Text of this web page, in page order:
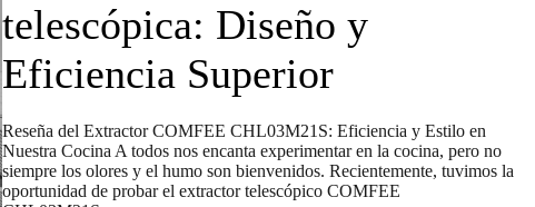
telescópica: Diseño y
Eficiencia Superior
Reseña del Extractor COMFEE CHL03M21S: Eficiencia y Estilo en
Nuestra Cocina A todos nos encanta experimentar en la cocina, pero no
siempre los olores y el humo son bienvenidos. Recientemente, tuvimos la
oportunidad de probar el extractor telescópico COMFEE